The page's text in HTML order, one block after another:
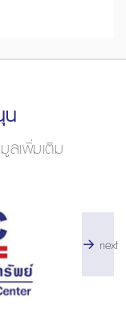
เพิ่มเติม
next